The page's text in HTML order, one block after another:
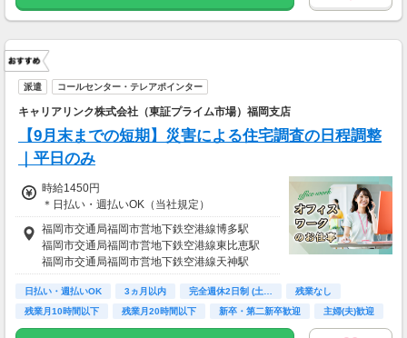
派遣 コールセンター・テレアポインター
キャリアリンク株式会社（東証プライム市場）福岡支店
【9月末までの短期】災害による住宅調査の日程調整
｜平日のみ
時給1450円
＊日払い・週払いOK（当社規定）
福岡市交通局福岡市営地下鉄空港線博多駅
福岡市交通局福岡市営地下鉄空港線東比恵駅
福岡市交通局福岡市営地下鉄空港線天神駅
日払い・週払いOK 3ヵ月以内 完全週休2日制 (土…
残業なし
残業月10時間以下
残業月20時間以下 新卒・第二新卒歓迎
主婦(夫)歓迎
シニア歓迎